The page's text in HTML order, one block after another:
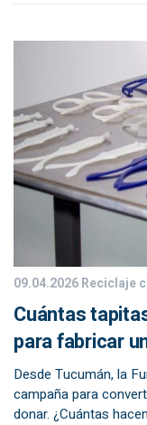
09.04.2026Reciclaje
Cuántas
para fabricar
Desde Tucumán, la
campaña para
donar. ¿Cuántas